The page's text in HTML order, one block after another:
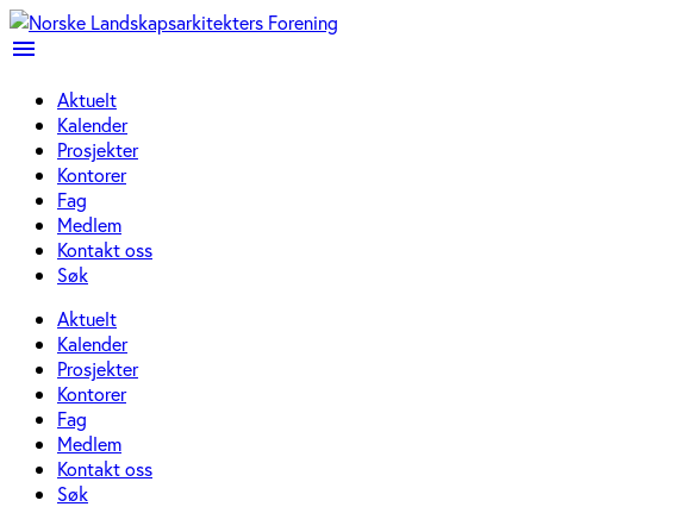
menu
Aktuelt
Kalender
Prosjekter
Kontorer
Fag
Medlem
Kontakt oss
Søk
Aktuelt
Kalender
Prosjekter
Kontorer
Fag
Medlem
Kontakt oss
Søk